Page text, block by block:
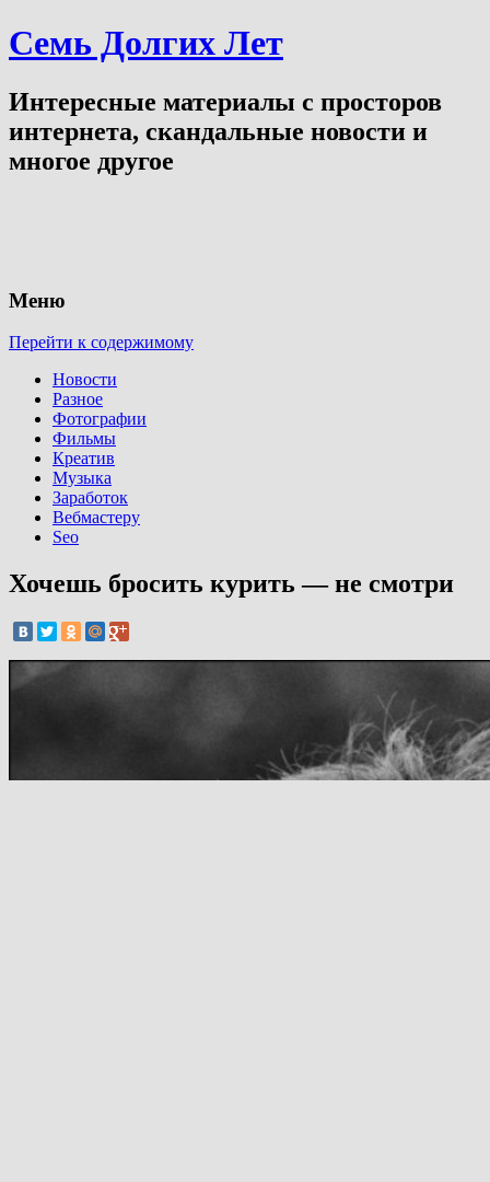
Семь Долгих Лет
Интересные материалы с просторов
интернета, скандальные новости и
многое другое
Меню
Перейти к содержимому
Новости
Разное
Фотографии
Фильмы
Креатив
Музыка
Заработок
Вебмастеру
Seo
Хочешь бросить курить — не смотри